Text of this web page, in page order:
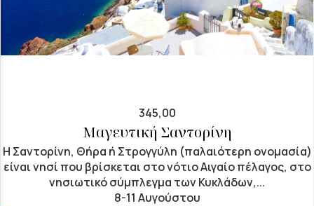
345,00
Μαγευτική Σαντορίνη
Η Σαντορίνη, Θήρα ή Στρογγύλη (παλαιότερη ονομασία)
είναι νησί που βρίσκεται στο νότιο Αιγαίο πέλαγος, στο
νησιωτικό σύμπλεγμα των Κυκλάδων,...
8-11 Αυγούστου